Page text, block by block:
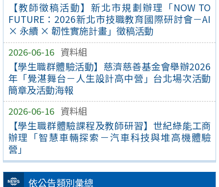
【教師徵稿活動】新北市規劃辦理「NOW TO
FUTURE：2026新北市技職教育國際研討會－AI
× 永續 × 韌性實施計畫」徵稿活動
2026-06-16 資料組
【學生職群體驗活動】慈濟慈善基金會舉辦2026
年「覺湛舞台－人生設計高中營」台北場次活動
簡章及活動海報
2026-06-16 資料組
【學生職群體驗課程及教師研習】世紀綠能工商
辦理「智慧車輛探索－汽車科技與堆高機體驗
營」
依公告類別彙總